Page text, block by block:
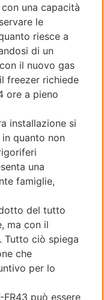
con una capacità
le
riesce a
di un
il nuovo gas
freezer richiede
ore a pieno
installazione si
quanto non
una
famiglie,
del tutto
ma con il
Tutto ciò spiega
che
per lo
può essere